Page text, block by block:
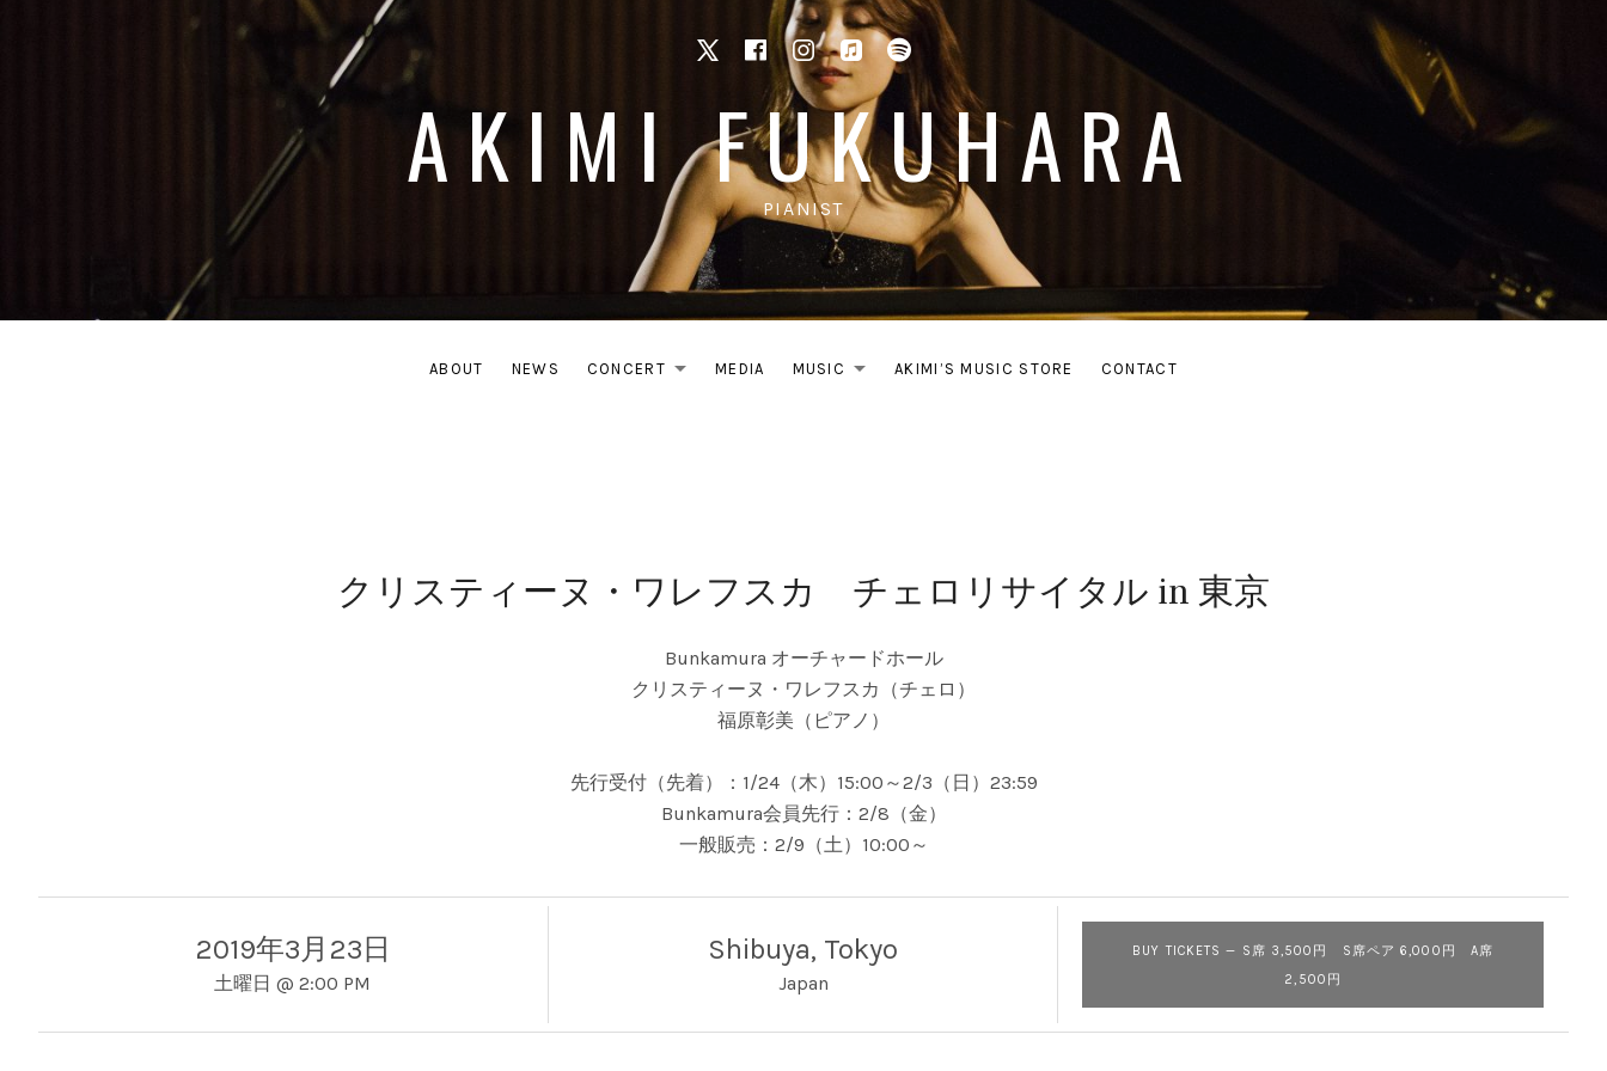
AKIMI FUKUHARA
PIANIST
ABOUT NEWS CONCERT MEDIA MUSIC AKIMI’S MUSIC STORE CONTACT
facebook
Instagram
Apple Music
Spotify
クリスティーヌ・ワレフスカ チェロリサイタル in 東京
Bunkamura オーチャードホール
クリスティーヌ・ワレフスカ（チェロ）
福原彰美（ピアノ）
先行受付（先着）：1/24（木）15:00～2/3（日）23:59
Bunkamura会員先行：2/8（金）
一般販売：2/9（土）10:00～
2019年3月23日
土曜日 @ 2:00 PM
Shibuya, Tokyo
Japan
BUY TICKETS— S席 3,500円 S席ペア 6,000円 A席
2,500円